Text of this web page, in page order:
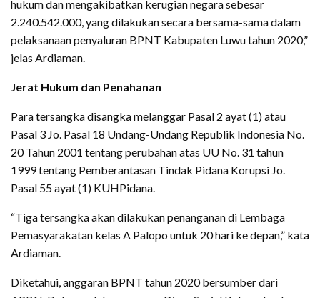
hukum dan mengakibatkan kerugian negara sebesar
2.240.542.000, yang dilakukan secara bersama-sama dalam
pelaksanaan penyaluran BPNT Kabupaten Luwu tahun 2020,”
jelas Ardiaman.
Jerat Hukum dan Penahanan
Para tersangka disangka melanggar Pasal 2 ayat (1) atau
Pasal 3 Jo. Pasal 18 Undang-Undang Republik Indonesia No.
20 Tahun 2001 tentang perubahan atas UU No. 31 tahun
1999 tentang Pemberantasan Tindak Pidana Korupsi Jo.
Pasal 55 ayat (1) KUHPidana.
“Tiga tersangka akan dilakukan penanganan di Lembaga
Pemasyarakatan kelas A Palopo untuk 20 hari ke depan,” kata
Ardiaman.
Diketahui, anggaran BPNT tahun 2020 bersumber dari